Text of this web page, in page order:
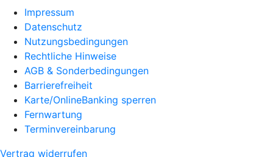
Impressum
Datenschutz
Nutzungsbedingungen
Rechtliche Hinweise
AGB & Sonderbedingungen
Barrierefreiheit
Karte/OnlineBanking sperren
Fernwartung
Terminvereinbarung
Vertrag widerrufen